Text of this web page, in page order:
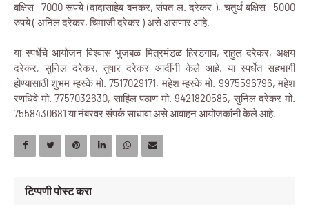
बक्षिस- 7000 रूपये (दादासाहेब बनकर, संपत ल. दरेकर ), चतुर्थ बक्षिस- 5000
रुपये ( अनिल दरेकर, चिमाजी दरेकर ) असे असणार आहे.
या स्पर्धेचे आयोजन विश्वास भुजबळ मित्रमंडळ हिरडगाव, राहुल दरेकर, अक्षय
दरेकर, सुनिल दरेकर, तुषार दरेकर आदींनी केले आहे. या स्पर्धेत सहभागी
होण्यासाठी शुभम म्हस्के मो. 7517029171, महेश म्हस्के मो. 9975596796, महेश
रणधिवे मो. 7757032630, साहिल पठाण मो. 9421820585, सुनिल दरेकर मो.
7558430681 या नंबरवर संपर्क साधावा असे आवाहन आयोजकांनी केले आहे.
टिप्पणी पोस्ट करा